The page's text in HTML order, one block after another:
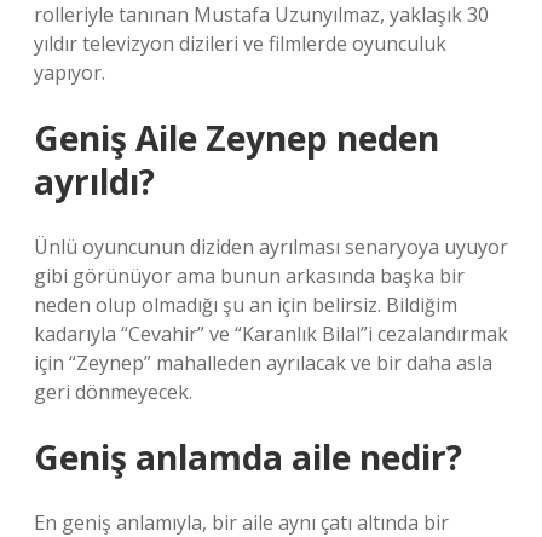
rolleriyle tanınan Mustafa Uzunyılmaz, yaklaşık 30
yıldır televizyon dizileri ve filmlerde oyunculuk
yapıyor.
Geniş Aile Zeynep neden
ayrıldı?
Ünlü oyuncunun diziden ayrılması senaryoya uyuyor
gibi görünüyor ama bunun arkasında başka bir
neden olup olmadığı şu an için belirsiz. Bildiğim
kadarıyla “Cevahir” ve “Karanlık Bilal”i cezalandırmak
için “Zeynep” mahalleden ayrılacak ve bir daha asla
geri dönmeyecek.
Geniş anlamda aile nedir?
En geniş anlamıyla, bir aile aynı çatı altında bir